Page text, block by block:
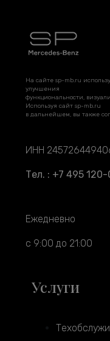
На сайте sp-mb.ru
улучшения
функциональности,
Используя сайт sp-mb.ru
в дальнейшем, вы также
ИНН
Тел. : +7 495
Ежедневно
с 9:00 до 21:00
Услуги